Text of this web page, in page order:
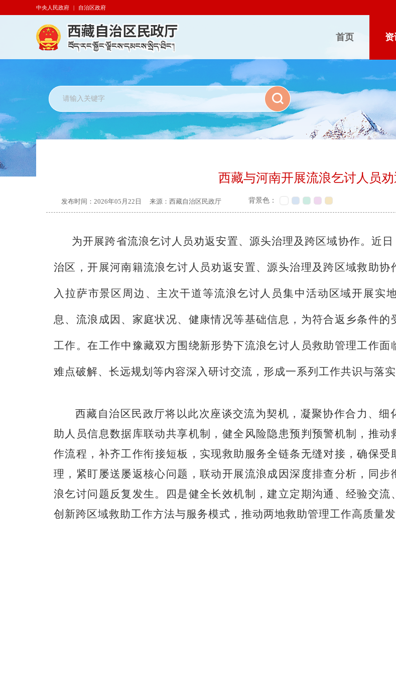
中央人民政府 | 自治区政府
首页
西藏与河南开展流浪乞讨人员
发布时间： 2026年05月22日 来源： 西藏自治区民政厅 背景色：
为开展跨省流浪乞讨人员劝返安置、源头治理及跨区域协作。 近日
治区，开展河南籍流浪乞讨 人员劝返安置、源头治理及跨区域救助协
入拉萨市景区周边、主次干道等流浪乞讨人员集中活动区域开展实
息、流浪成因、家庭状况、健康情况等基础信息，为符合返乡条件
工作。在工作中豫藏双方围绕新形势下流浪乞讨人员救助管理工作面
难点破解、长远规划等内容深入研讨交流，形成一系列工作共识与落实
西藏自治区民政厅将以此次座谈交流为契机，凝聚协作合力、细
助人员信息数据库联动共享机制，健全风险隐患预判预警机制，推
作流程 ， 补齐工作衔接短板，实现救助服务全链条无缝对接，确保受
理， 紧盯屡送屡返核心问题，联动开展流浪成因深度排查分析，同步
浪乞讨问题反复发生。 四是健全长效机制
，建立定期沟通、经验交
创新跨区域救助工作方法与服务模式，推动两地救助管理工作高质量发